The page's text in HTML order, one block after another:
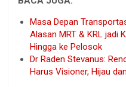
Masa Depan
Alasan MRT & KRL jadi
Hingga ke Pelosok
Dr Raden Stevanus:
Harus Visioner, Hijau